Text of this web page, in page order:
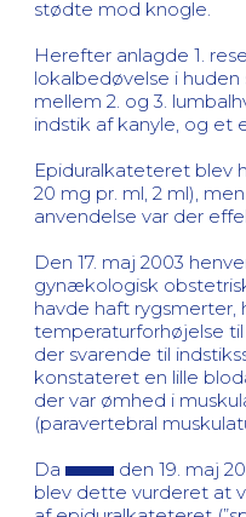
stødte mod knogle.
Herefter anlagde 1.
lokalbedøvelse i
mellem 2. og 3.
indstik af kanyle, og et
Epiduralkateteret blev
20 mg pr. ml, 2 ml),
anvendelse var der
Den 17. maj 2003
gynækologisk
havde haft rygsmerter,
temperaturforhøjelse til
der svarende til
konstateret en lille
der var ømhed i
(paravertebral
Da
den 19. maj
blev dette vurderet at